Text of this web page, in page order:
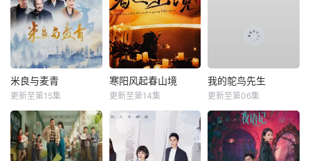
米良与麦青
更新至第15集
寒阳风起春山境
更新至第14集
我的鸵鸟先生
更新至第06集